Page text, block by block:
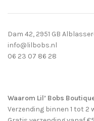
Dam 42, 2951 GB
info@lilbobs.nl
06 23 07 86 28
Waarom Lil’ Bobs
Verzending binnen 1 tot 2